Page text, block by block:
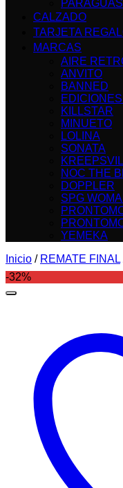
PARAGUAS
CALZADO
TARJETA
MARCAS
AIRE
ANVITO
BANNED
KILLSTAR
MINUETO
LOLINA
SONATA
NOC THE
DOPPLER
SPG
YEMEKA
Inicio / REMATE FINAL
-32%